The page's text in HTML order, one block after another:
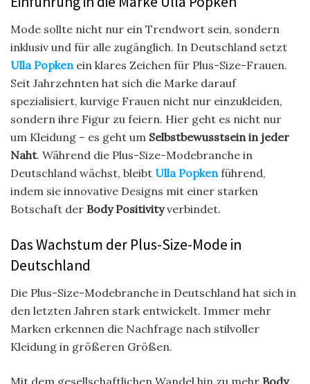
Mode sollte nicht nur ein Trendwort sein, sondern
inklusiv und für alle zugänglich. In Deutschland setzt
Ulla Popken ein klares Zeichen für Plus-Size-Frauen.
Seit Jahrzehnten hat sich die Marke darauf
spezialisiert, kurvige Frauen nicht nur einzukleiden,
sondern ihre Figur zu feiern. Hier geht es nicht nur
um Kleidung – es geht um Selbstbewusstsein in jeder
Naht. Während die Plus-Size-Modebranche in
Deutschland wächst, bleibt Ulla Popken führend,
indem sie innovative Designs mit einer starken
Botschaft der Body Positivityverbindet.
Das Wachstum der Plus-Size-Mode in
Deutschland
Die Plus-Size-Modebranche in Deutschland hat sich in
den letzten Jahren stark entwickelt. Immer mehr
Marken erkennen die Nachfrage nach stilvoller
Kleidung in größeren Größen.
Mit dem gesellschaftlichen Wandel hin zu mehr Body